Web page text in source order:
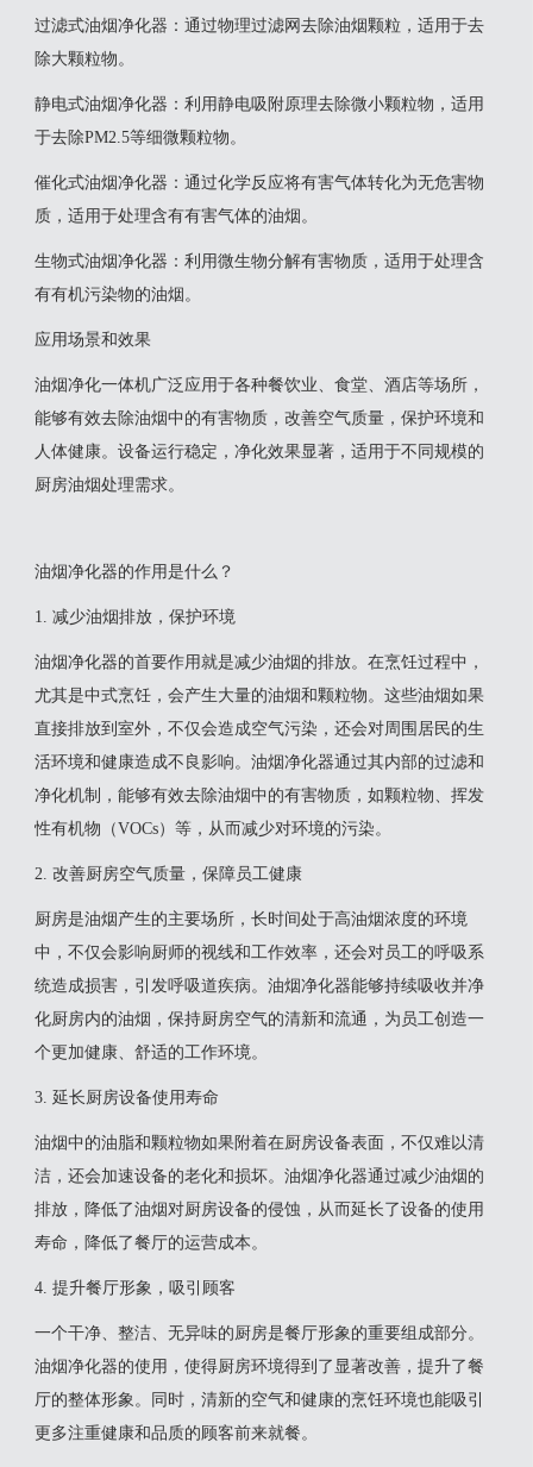
‌过滤式油烟净化器‌：通过物理过滤网去除油烟颗粒，适用于去
除大颗粒物。
‌静电式油烟净化器‌：利用静电吸附原理去除微小颗粒物，适用
于去除PM2.5等细微颗粒物。
‌催化式油烟净化器‌：通过化学反应将有害气体转化为无危害物
质，适用于处理含有有害气体的油烟。
‌生物式油烟净化器‌：利用微生物分解有害物质，适用于处理含
有有机污染物的油烟‌。
应用场景和效果
油烟净化一体机广泛应用于各种餐饮业、食堂、酒店等场所，
能够有效去除油烟中的有害物质，改善空气质量，保护环境和
人体健康。设备运行稳定，净化效果显著，适用于不同规模的
厨房油烟处理需求‌。
油烟净化器的作用是什么？
1. 减少油烟排放，保护环境
油烟净化器的首要作用就是减少油烟的排放。在烹饪过程中，
尤其是中式烹饪，会产生大量的油烟和颗粒物。这些油烟如果
直接排放到室外，不仅会造成空气污染，还会对周围居民的生
活环境和健康造成不良影响。油烟净化器通过其内部的过滤和
净化机制，能够有效去除油烟中的有害物质，如颗粒物、挥发
性有机物（VOCs）等，从而减少对环境的污染。
2. 改善厨房空气质量，保障员工健康
厨房是油烟产生的主要场所，长时间处于高油烟浓度的环境
中，不仅会影响厨师的视线和工作效率，还会对员工的呼吸系
统造成损害，引发呼吸道疾病。油烟净化器能够持续吸收并净
化厨房内的油烟，保持厨房空气的清新和流通，为员工创造一
个更加健康、舒适的工作环境。
3. 延长厨房设备使用寿命
油烟中的油脂和颗粒物如果附着在厨房设备表面，不仅难以清
洁，还会加速设备的老化和损坏。油烟净化器通过减少油烟的
排放，降低了油烟对厨房设备的侵蚀，从而延长了设备的使用
寿命，降低了餐厅的运营成本。
4. 提升餐厅形象，吸引顾客
一个干净、整洁、无异味的厨房是餐厅形象的重要组成部分。
油烟净化器的使用，使得厨房环境得到了显著改善，提升了餐
厅的整体形象。同时，清新的空气和健康的烹饪环境也能吸引
更多注重健康和品质的顾客前来就餐。